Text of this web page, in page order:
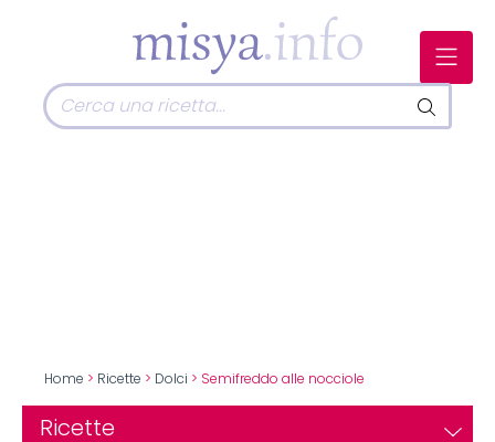
Home > Ricette > Dolci > Semifreddo alle nocciole
Ricette